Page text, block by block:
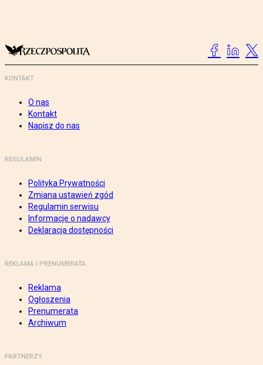
KONTAKT
O nas
Kontakt
Napisz do nas
REGULAMIN
Polityka Prywatności
Zmiana ustawień zgód
Regulamin serwisu
Informacje o nadawcy
Deklaracja dostępności
REKLAMA I PRENUMERATA
Reklama
Ogłoszenia
Prenumerata
Archiwum
PARTNERZY